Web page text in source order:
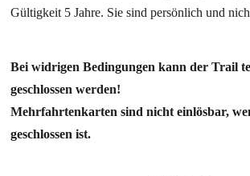
Gültigkeit 5 Jahre. Sie sind persönlich und
Bei widrigen Bedingungen kann der Trail
geschlossen werden!
Mehrfahrtenkarten sind nicht einlösbar,
geschlossen ist.